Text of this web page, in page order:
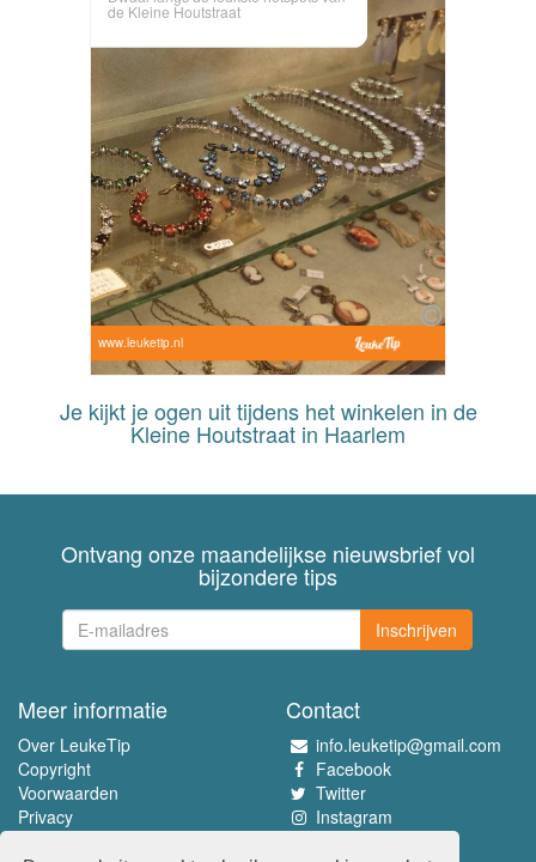
de Kleine Houtstraat
www.leuketip.nl
Je kijkt je ogen uit tijdens het winkelen in de
Kleine Houtstraat in Haarlem
Ontvang onze maandelijkse nieuwsbrief vol
bijzondere tips
Inschrijven
Meer informatie
Over LeukeTip
Copyright
Voorwaarden
Privacy
Contact
info.leuketip@gmail.com
Facebook
Twitter
Instagram